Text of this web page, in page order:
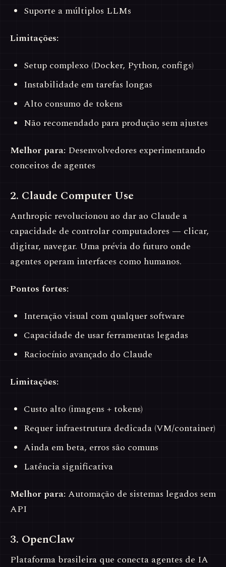
Suporte a múltiplos LLMs
Limitações:
Setup complexo (Docker, Python, configs)
Instabilidade em tarefas longas
Alto consumo de tokens
Não recomendado para produção sem ajustes
Melhor para: Desenvolvedores experimentando
conceitos de agentes
2. Claude Computer Use
Anthropic revolucionou ao dar ao Claude a
capacidade de controlar computadores — clicar,
digitar, navegar. Uma prévia do futuro onde
agentes operam interfaces como humanos.
Pontos fortes:
Interação visual com qualquer software
Capacidade de usar ferramentas legadas
Raciocínio avançado do Claude
Limitações:
Custo alto (imagens + tokens)
Requer infraestrutura dedicada (VM/container)
Ainda em beta, erros são comuns
Latência significativa
Melhor para: Automação de sistemas legados sem
API
3. OpenClaw
Plataforma brasileira que conecta agentes de IA